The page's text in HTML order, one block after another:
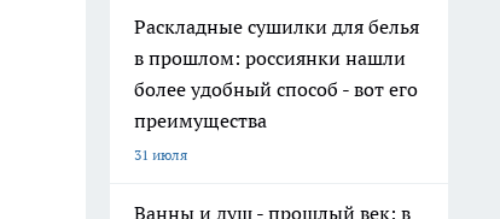
Раскладные сушилки для белья
в прошлом: россиянки нашли
более удобный способ - вот его
преимущества
31 июля
Ванны и душ - прошлый век: в